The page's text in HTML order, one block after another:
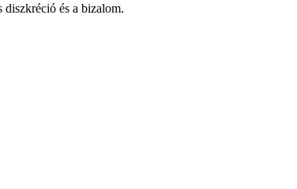
és a bizalom.